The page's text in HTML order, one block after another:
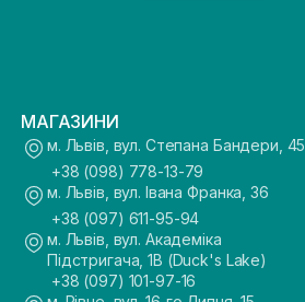
МАГАЗИНИ
м. Львів, вул. Степана Бандери, 45
+38 (098) 778-13-79
м. Львів, вул. Івана Франка, 36
+38 (097) 611-95-94
м. Львів, вул. Академіка
Підстригача, 1В (Duck's Lake)
+38 (097) 101-97-16